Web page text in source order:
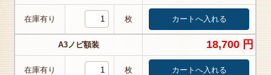
在庫有り 枚
A3ノビ額装 18,700 円
在庫有り 枚